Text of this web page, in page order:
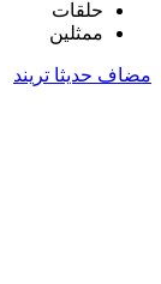
حلقات
ممثلين
مضاف حديثا تريند